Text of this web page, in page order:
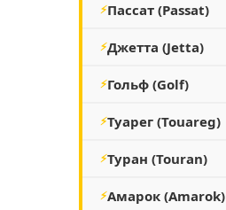
Пассат (Passat)
Джетта (Jetta)
Гольф (Golf)
Туарег (Touareg)
Туран (Touran)
Амарок (Amarok)